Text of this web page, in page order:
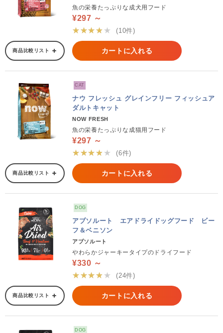
魚の栄養たっぷりな成犬用フード
¥297 ～
★★★★★
(10件)
商品比較リスト カートに入れる
CAT
ナウ フレッシュ グレインフリー フィッシュア
ダルトキャット
NOW FRESH
魚の栄養たっぷりな成猫用フード
¥297 ～
★★★★★
(6件)
商品比較リスト カートに入れる
DOG
アブソルート エアドライドッグフード ビー
フ＆ベニソン
アブソルート
やわらかジャーキータイプのドライフード
¥330 ～
★★★★★
(24件)
商品比較リスト カートに入れる
DOG